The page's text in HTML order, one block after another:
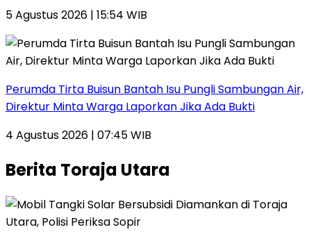
5 Agustus 2026 | 15:54 WIB
Perumda Tirta Buisun Bantah Isu Pungli Sambungan Air,
Direktur Minta Warga Laporkan Jika Ada Bukti
4 Agustus 2026 | 07:45 WIB
Berita Toraja Utara